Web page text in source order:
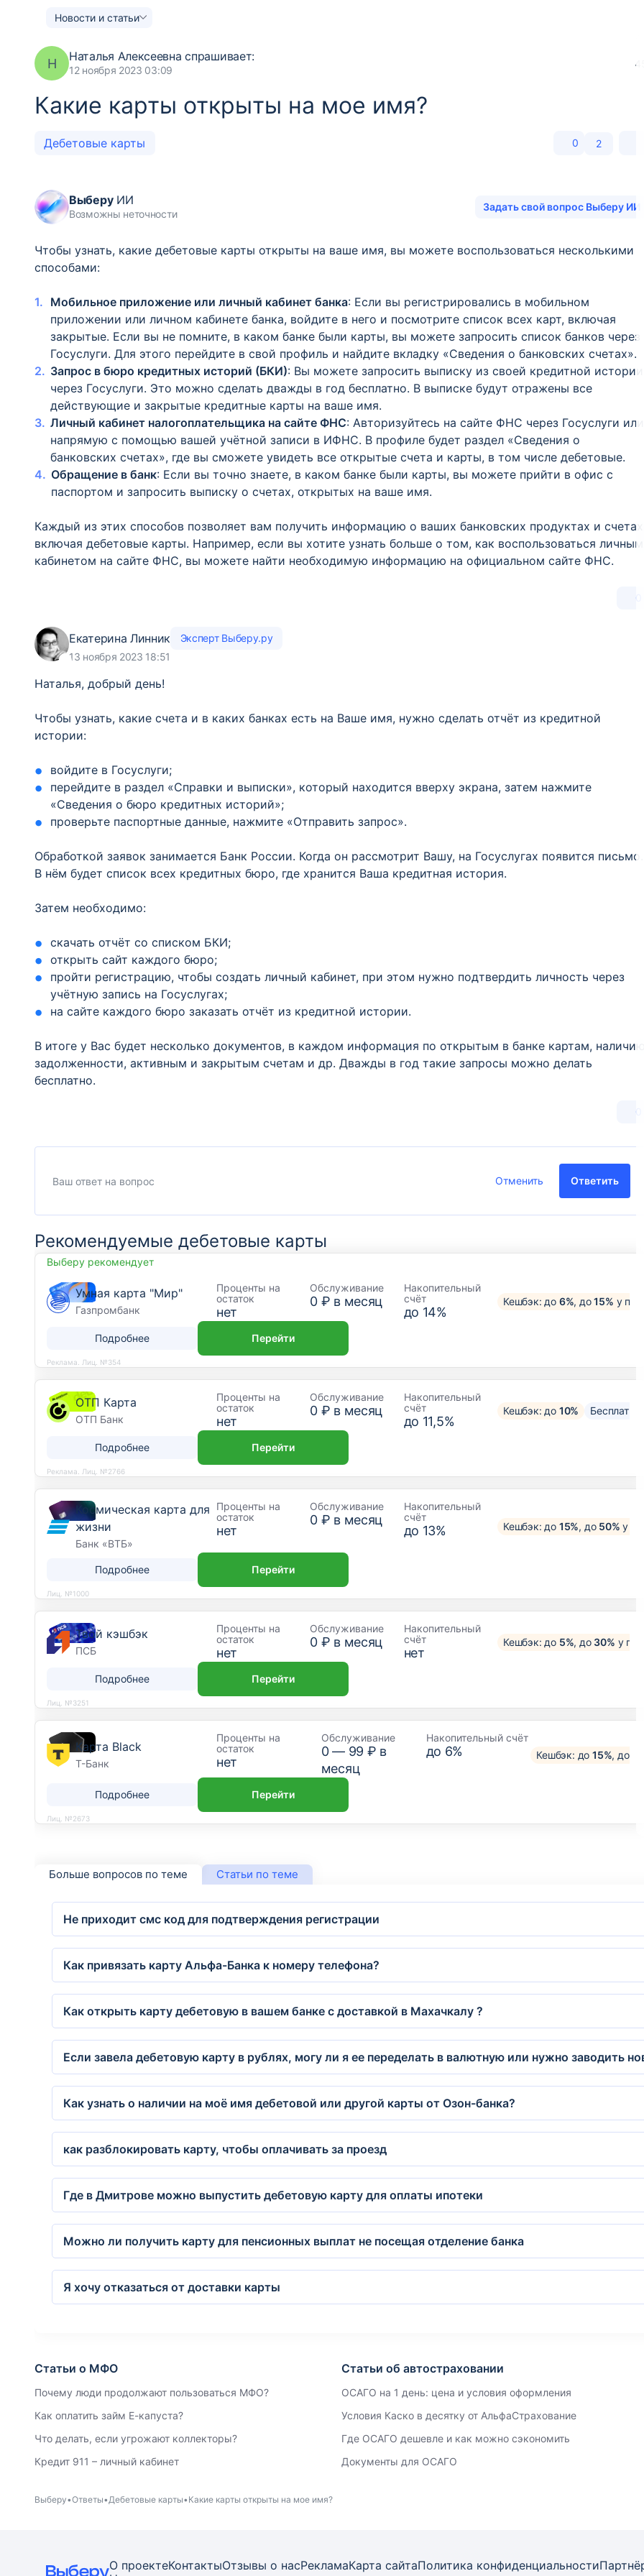
Новости и статьи
Н Наталья Алексеевнаспрашивает:
12 ноября 2023 03:09
Какие карты открыты на мое имя?
Дебетовые карты 0 2
ВыберуИИ
Возможны неточности
Задать свой вопрос Выберу ИИ
Чтобы узнать, какие дебетовые карты открыты на ваше имя, вы можете воспользоваться несколькими
способами:
Мобильное приложение или личный кабинет банка: Если вы регистрировались в мобильном
приложении или личном кабинете банка, войдите в него и посмотрите список всех карт, включая
закрытые. Если вы не помните, в каком банке были карты, вы можете запросить список банков через
Госуслуги. Для этого перейдите в свой профиль и найдите вкладку «Сведения о банковских счетах».
Запрос в бюро кредитных историй (БКИ): Вы можете запросить выписку из своей кредитной истории
через Госуслуги. Это можно сделать дважды в год бесплатно. В выписке будут отражены все
действующие и закрытые кредитные карты на ваше имя.
Личный кабинет налогоплательщика на сайте ФНС: Авторизуйтесь на сайте ФНС через Госуслуги или
напрямую с помощью вашей учётной записи в ИФНС. В профиле будет раздел «Сведения о
банковских счетах», где вы сможете увидеть все открытые счета и карты, в том числе дебетовые.
Обращение в банк: Если вы точно знаете, в каком банке были карты, вы можете прийти в офис с
паспортом и запросить выписку о счетах, открытых на ваше имя.
Каждый из этих способов позволяет вам получить информацию о ваших банковских продуктах и
включая дебетовые карты. Например, если вы хотите узнать больше о том, как воспользоваться личным
кабинетом на сайте ФНС, вы можете найти необходимую информацию на официальном сайте ФНС.
0
Екатерина Линник
Эксперт Выберу.ру
13 ноября 2023 18:51
Наталья, добрый день!
Чтобы узнать, какие счета и в каких банках есть на Ваше имя, нужно сделать отчёт из кредитной
истории:
войдите в Госуслуги;
перейдите в раздел «Справки и выписки», который находится вверху экрана, затем нажмите
«Сведения о бюро кредитных историй»;
проверьте паспортные данные, нажмите «Отправить запрос».
Обработкой заявок занимается Банк России. Когда он рассмотрит Вашу, на Госуслугах появится письмо.
В нём будет список всех кредитных бюро, где хранится Ваша кредитная история.
Затем необходимо:
скачать отчёт со списком БКИ;
открыть сайт каждого бюро;
пройти регистрацию, чтобы создать личный кабинет, при этом нужно подтвердить личность через
учётную запись на Госуслугах;
на сайте каждого бюро заказать отчёт из кредитной истории.
В итоге у Вас будет несколько документов, в каждом информация по открытым в банке картам,
задолженности, активным и закрытым счетам и др. Дважды в год такие запросы можно делать
бесплатно.
0
Отменить Ответить
Рекомендуемые дебетовые карты
Выберу рекомендует
Умная карта "Мир"
Газпромбанк
Проценты на
остаток
нет
Обслуживание
0 ₽ в месяц
Накопительный
счёт
до 14%
Кешбэк: до 6%, до15% у
Подробнее Перейти
Реклама. Лиц. №354
ОТП Карта
ОТП Банк
Проценты на
остаток
нет
Обслуживание
0 ₽ в месяц
Накопительный
счёт
до 11,5%
Кешбэк: до 10%
Подробнее Перейти
Реклама. Лиц. №2766
Космическая карта для
жизни
Банк «ВТБ»
Проценты на
остаток
нет
Обслуживание
0 ₽ в месяц
Накопительный
счёт
до 13% Кешбэк: до 15%, до 50% у
Подробнее Перейти
Лиц. №1000
Твой кэшбэк
ПСБ
Проценты на
остаток
нет
Обслуживание
0 ₽ в месяц
Накопительный
счёт
нет
Кешбэк: до 5%, до 30% у
Подробнее Перейти
Лиц. №3251
Карта Black
Т-Банк
Проценты на
остаток
нет
Обслуживание
0 — 99 ₽ в
месяц
Накопительный счёт
до 6% Кешбэк: до15%, до
Подробнее Перейти
Лиц. №2673
Больше вопросов по теме Статьи по теме
Не приходит смс код для подтверждения регистрации
Как привязать карту Альфа-Банка к номеру телефона?
Как открыть карту дебетовую в вашем банке с доставкой в Махачкалу ?
Если завела дебетовую карту в рублях, могу ли я ее переделать в валютную или нужно заводить
Как узнать о наличии на моё имя дебетовой или другой карты от Озон-банка?
как разблокировать карту, чтобы оплачивать за проезд
Где в Дмитрове можно выпустить дебетовую карту для оплаты ипотеки
Можно ли получить карту для пенсионных выплат не посещая отделение банка
Я хочу отказаться от доставки карты
Статьи о МФО
Почему люди продолжают пользоваться МФО?
Как оплатить займ Е-капуста?
Что делать, если угрожают коллекторы?
Кредит 911 – личный кабинет
Статьи об автостраховании
ОСАГО на 1 день: цена и условия оформления
Условия Каско в десятку от АльфаСтрахование
Где ОСАГО дешевле и как можно сэкономить
Документы для ОСАГО
Выберу Ответы Дебетовые карты Какие карты открыты на мое имя?
О проектеКонтактыОтзывы о насРекламаКарта сайтаПолитика конфиденциальности